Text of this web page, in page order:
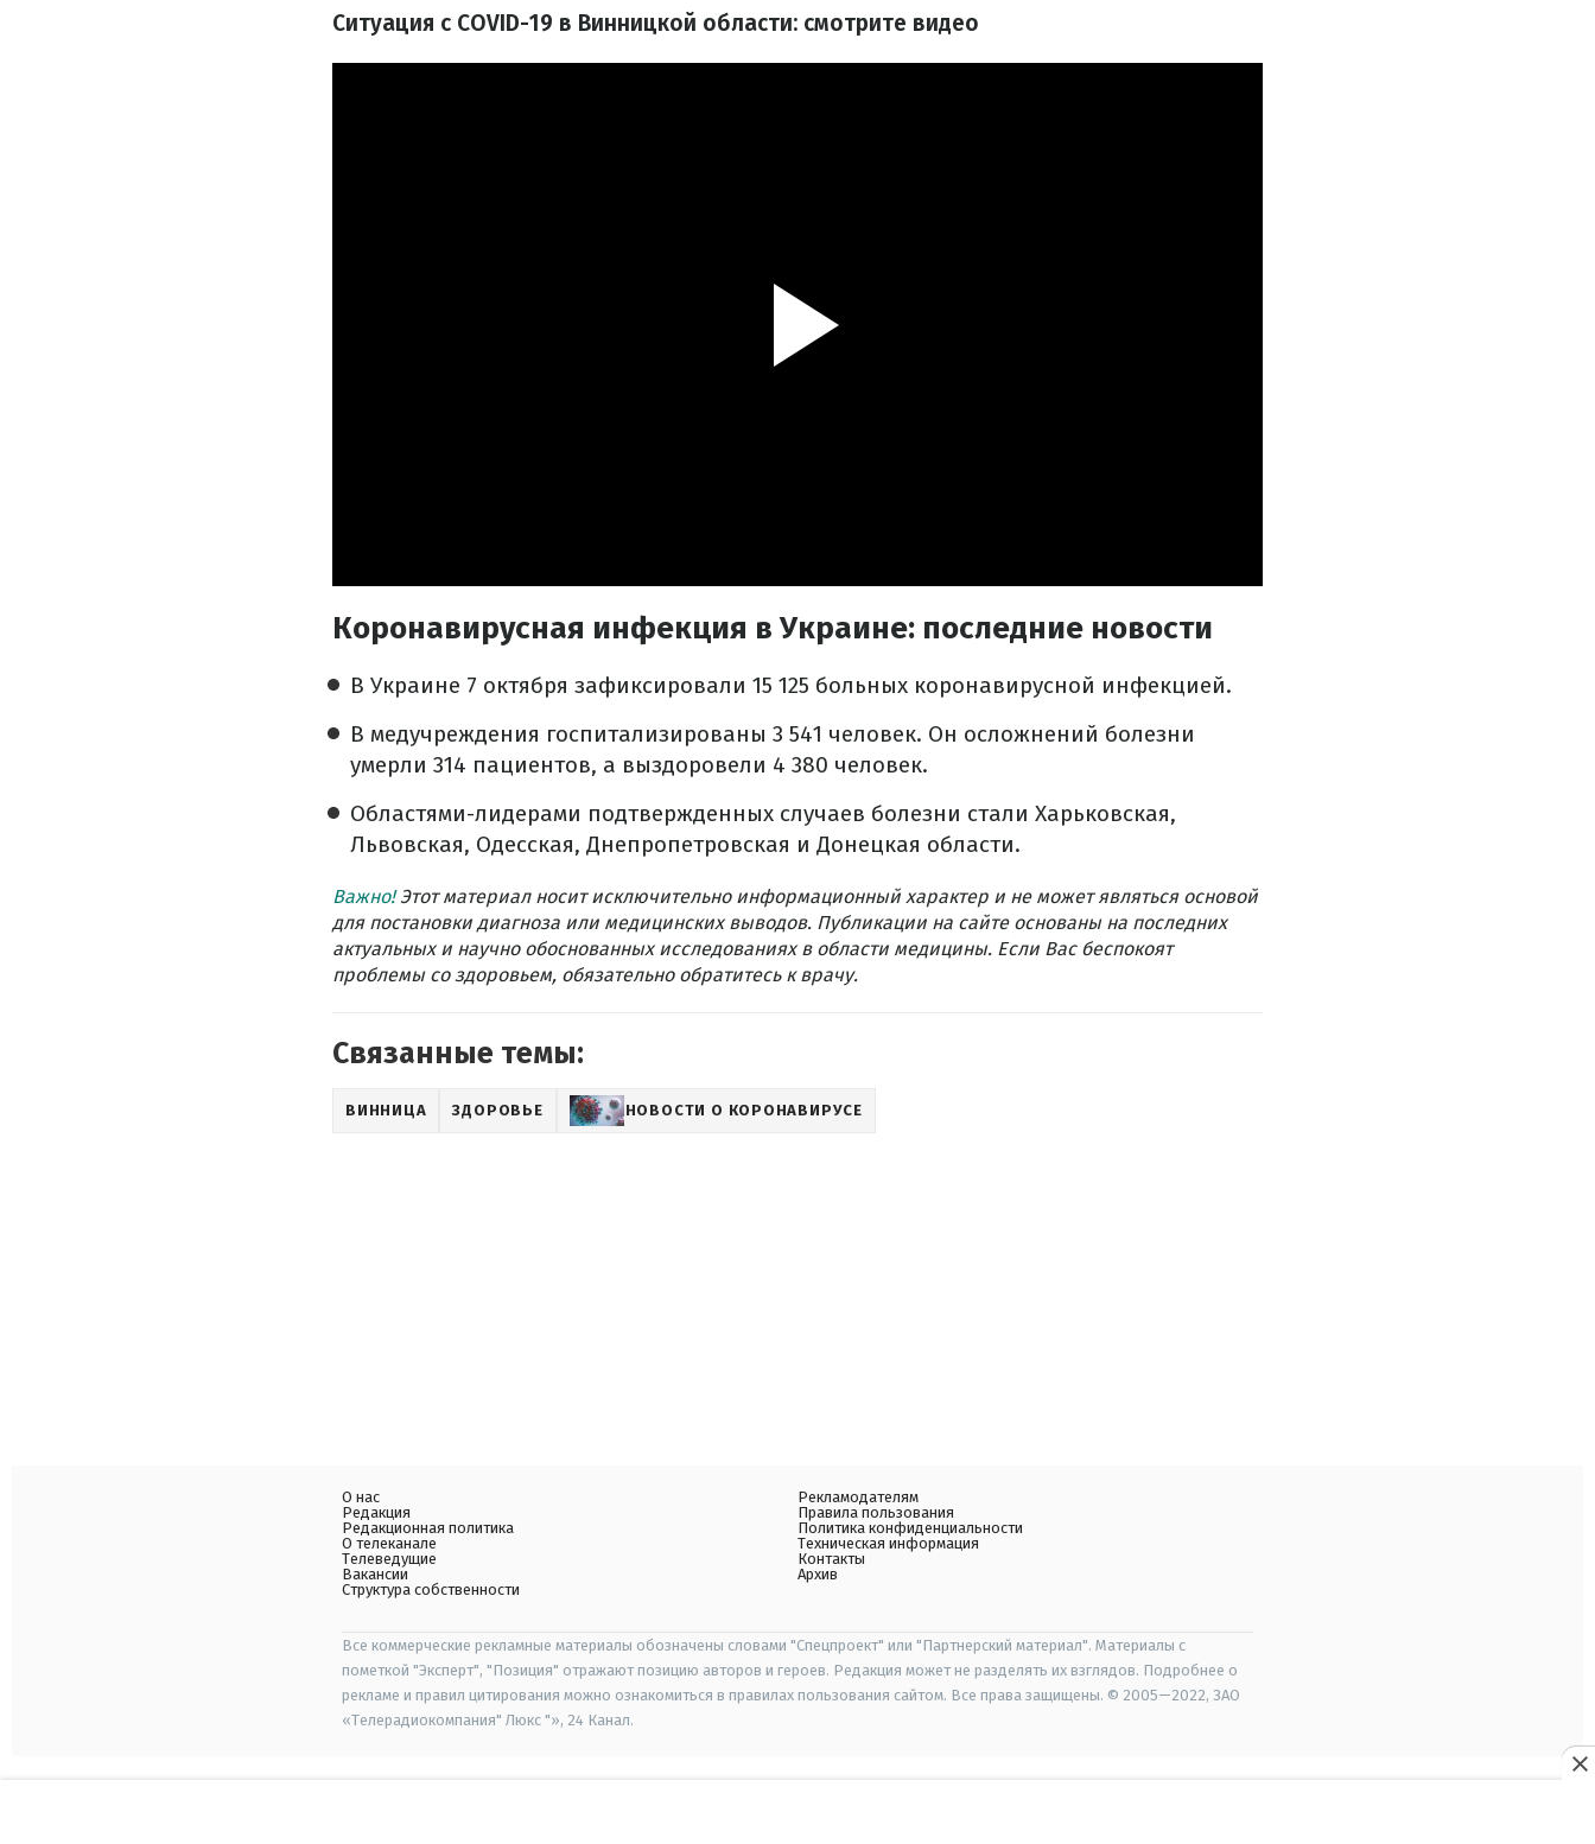
Ситуация с COVID-19 в Винницкой области: смотрите видео
Коронавирусная инфекция в Украине: последние новости
В Украине 7 октября зафиксировали 15 125 больных коронавирусной инфекцией.
В медучреждения госпитализированы 3 541 человек. Он осложнений болезни
умерли 314 пациентов, а выздоровели 4 380 человек.
Областями-лидерами подтвержденных случаев болезни стали Харьковская,
Львовская, Одесская, Днепропетровская и Донецкая области.
Важно!Этот материал носит исключительно информационный характер и не может являться основой
для постановки диагноза или медицинских выводов. Публикации на сайте основаны на последних
актуальных и научно обоснованных исследованиях в области медицины. Если Вас беспокоят
проблемы со здоровьем, обязательно обратитесь к врачу.
Связанные темы:
ВИННИЦА ЗДОРОВЬЕ НОВОСТИ О КОРОНАВИРУСЕ
О нас
Редакция
Редакционная политика
О телеканале
Телеведущие
Вакансии
Структура собственности
Рекламодателям
Правила пользования
Политика конфиденциальности
Техническая информация
Контакты
Архив
Все коммерческие рекламные материалы обозначены словами "Спецпроект" или "Партнерский материал". Материалы с
пометкой "Эксперт", "Позиция" отражают позицию авторов и героев. Редакция может не разделять их взглядов. Подробнее о
рекламе и правил цитирования можно ознакомиться в правилах пользования сайтом. Все права защищены. © 2005—2022, ЗАО
«Телерадиокомпания" Люкс "», 24 Канал.